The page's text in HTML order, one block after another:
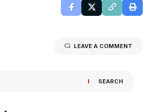
LEAVE A COMMENT
SEARCH